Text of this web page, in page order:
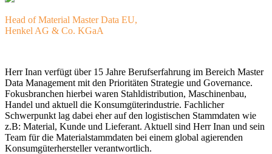
Head of Material Master Data EU,
Henkel AG & Co. KGaA
Herr Inan verfügt über 15 Jahre Berufserfahrung im Bereich Master
Data Management mit den Prioritäten Strategie und Governance.
Fokusbranchen hierbei waren Stahldistribution, Maschinenbau,
Handel und aktuell die Konsumgüterindustrie. Fachlicher
Schwerpunkt lag dabei eher auf den logistischen Stammdaten wie
z.B: Material, Kunde und Lieferant. Aktuell sind Herr Inan und sein
Team für die Materialstammdaten bei einem global agierenden
Konsumgüterhersteller verantwortlich.